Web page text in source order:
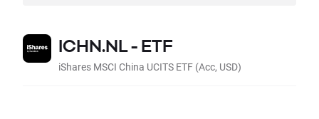
ICHN.NL - ETF
iShares MSCI China UCITS ETF (Acc, USD)